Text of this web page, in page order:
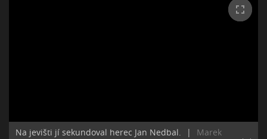
Na jevišti jí sekundoval herec Jan Nedbal. |
Marek